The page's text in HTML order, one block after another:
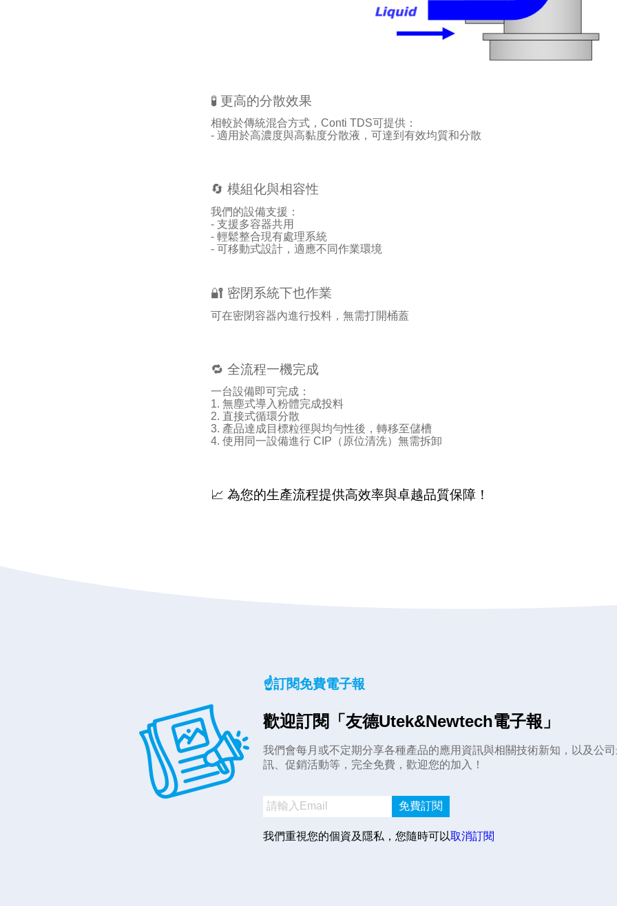
🧪 更高的分散效果
相較於傳統混合方式， Conti TDS可提供：
- 適用於高濃度與高黏度分散液，可達到有效均質和分散
🔄 模組化與相容性
我們的設備支援：
- 支援多容器共用
- 輕鬆整合現有處理系統
- 可移動式設計，適應不同作業環境
🔐 密閉系統下也作業
可在密閉容器內進行投料，無需打開桶蓋
🔁 全流程一機完成
一台設備即可完成：
1. 無塵式導入粉體完成投料
2. 直接式循環分散
3. 產品達成目標粒徑與均勻性後，轉移至儲槽
4. 使用同一設備進行 CIP （原位清洗）無需拆卸
📈 為您的生產流程提供高效率與卓越品質保障！
☝️訂閱免費電子報
歡迎訂閱「友德Utek&Newtech電子報」
我們會每月或不定期分享各種產品的應用資訊與相關技術新知，以及公
訊、促銷活動等，完全免費，歡迎您的加入！
免費訂閱
我們重視您的個資及隱私，您隨時可以取消訂閱